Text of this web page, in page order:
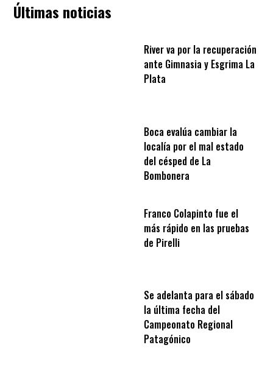
Últimas noticias
River va por la recuperación
ante Gimnasia y Esgrima La
Plata
Boca evalúa cambiar la
localía por el mal estado
del césped de La
Bombonera
Franco Colapinto fue el
más rápido en las pruebas
de Pirelli
Se adelanta para el sábado
la última fecha del
Campeonato Regional
Patagónico